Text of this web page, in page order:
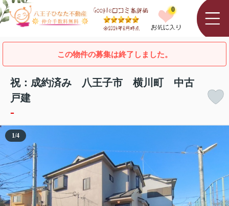
0
この物件の募集は終了しました。
祝：成約済み 八王子市 横川町 中古
戸建
-
1/4